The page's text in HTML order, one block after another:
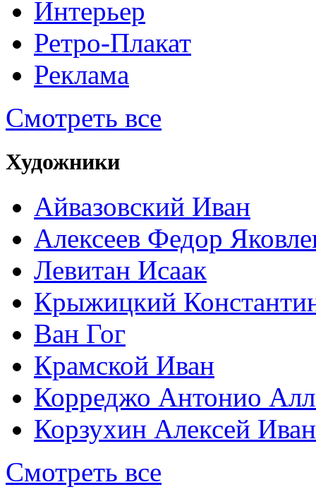
Интерьер
Ретро-Плакат
Реклама
Смотреть все
Художники
Айвазовский Иван
Алексеев Федор
Левитан Исаак
Крыжицкий
Ван Гог
Крамской Иван
Корреджо Антонио
Корзухин Алексей
Смотреть все